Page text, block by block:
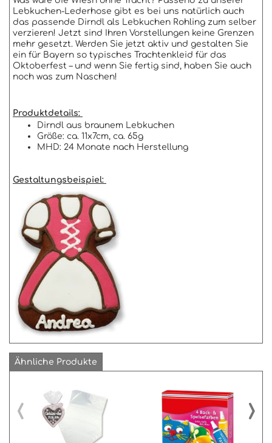
Lebkuchen-Lederhose gibt es bei uns natürlich auch
das passende Dirndl als Lebkuchen Rohling zum selber
verzieren! Jetzt sind Ihren Vorstellungen keine Grenzen
mehr gesetzt. Werden Sie jetzt aktiv und gestalten Sie
ein für Bayern so typisches Trachtenkleid für das
Oktoberfest – und wenn Sie fertig sind, haben Sie auch
noch was zum Naschen!
Produktdetails:
Dirndl aus braunem Lebkuchen
Größe: ca. 11x7cm, ca. 65g
MHD: 24 Monate nach Herstellung
Gestaltungsbeispiel:
Ähnliche Produkte
‹ ›